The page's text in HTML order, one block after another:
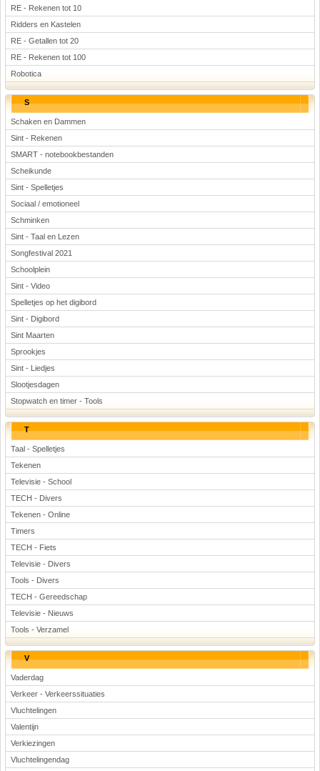
RE - Rekenen tot 10
Ridders en Kastelen
RE - Getallen tot 20
RE - Rekenen tot 100
Robotica
S
Schaken en Dammen
Sint - Rekenen
SMART - notebookbestanden
Scheikunde
Sint - Spelletjes
Sociaal / emotioneel
Schminken
Sint - Taal en Lezen
Songfestival 2021
Schoolplein
Sint - Video
Spelletjes op het digibord
Sint - Digibord
Sint Maarten
Sprookjes
Sint - Liedjes
Slootjesdagen
Stopwatch en timer - Tools
T
Taal - Spelletjes
Tekenen
Televisie - School
TECH - Divers
Tekenen - Online
Timers
TECH - Fiets
Televisie - Divers
Tools - Divers
TECH - Gereedschap
Televisie - Nieuws
Tools - Verzamel
V
Vaderdag
Verkeer - Verkeerssituaties
Vluchtelingen
Valentijn
Verkiezingen
Vluchtelingendag